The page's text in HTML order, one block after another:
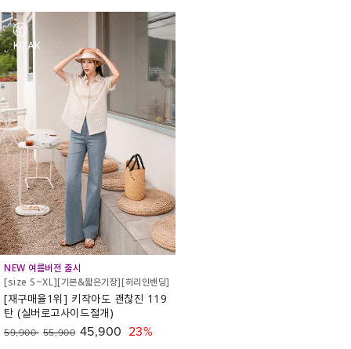
NEW 여름버전 출시
[size S~XL][기본&짧은기장][허리인밴딩]
[재구매율1위] 키작아도 괜찮진 119
탄 (실버로고사이드절개)
59,900 55,900 45,900 23%